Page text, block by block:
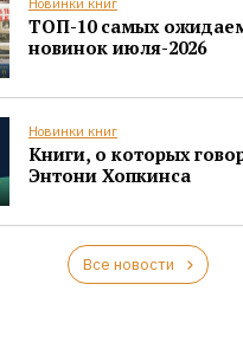
ТОП-10 самых
новинок июля-2026
Новинки книг
Книги, о которых
Энтони Хопкинса
Все новости